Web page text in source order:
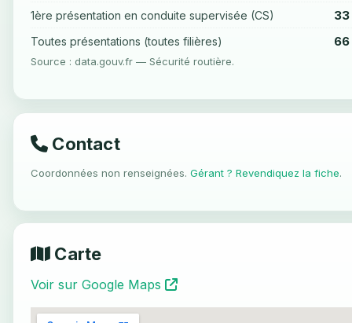
1ère présentation en conduite supervisée (CS) 33
Toutes présentations (toutes filières) 66
Source : data.gouv.fr — Sécurité routière.
Contact
Coordonnées non renseignées. Gérant ? Revendiquez la fiche.
Carte
Voir sur Google Maps